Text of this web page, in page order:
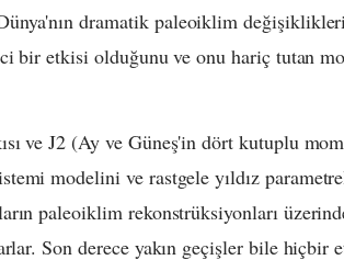
dramatik paleoiklim
bir etkisi olduğunu ve onu hariç tutan
ve J2 (Ay ve Güneş'in dört kutuplu
modelini ve rastgele yıldız
paleoiklim rekonstrüksiyonları
Son derece yakın geçişler bile hiçbir